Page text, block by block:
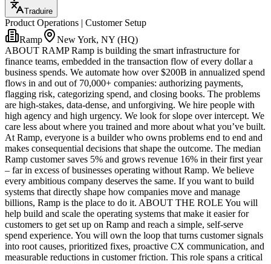
Traduire
Product Operations | Customer Setup
Ramp
New York, NY (HQ)
ABOUT RAMP Ramp is building the smart infrastructure for
finance teams, embedded in the transaction flow of every dollar a
business spends. We automate how over $200B in annualized spend
flows in and out of 70,000+ companies: authorizing payments,
flagging risk, categorizing spend, and closing books. The problems
are high-stakes, data-dense, and unforgiving. We hire people with
high agency and high urgency. We look for slope over intercept. We
care less about where you trained and more about what you’ve built.
At Ramp, everyone is a builder who owns problems end to end and
makes consequential decisions that shape the outcome. The median
Ramp customer saves 5% and grows revenue 16% in their first year
– far in excess of businesses operating without Ramp. We believe
every ambitious company deserves the same. If you want to build
systems that directly shape how companies move and manage
billions, Ramp is the place to do it. ABOUT THE ROLE You will
help build and scale the operating systems that make it easier for
customers to get set up on Ramp and reach a simple, self-serve
spend experience. You will own the loop that turns customer signals
into root causes, prioritized fixes, proactive CX communication, and
measurable reductions in customer friction. This role spans a critical